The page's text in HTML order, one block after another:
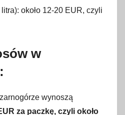
około 12-20 EUR, czyli
w
wynoszą
za paczkę, czyli około